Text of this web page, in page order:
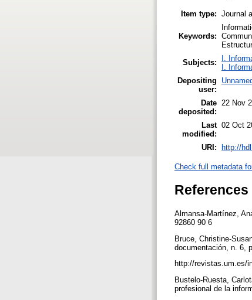
Item type: Journal
Keywords:
Subjects:
I.
I.
Depositing
user:
Date
deposited:
22 Nov
Last
modified:
02 Oct
URI: http://
Check full metadata
References
Almansa-Martínez,
92860 90 6
Bruce, Christine-
documentación, n. 6,
http://revistas.um.es/
Bustelo-Ruesta,
profesional de la